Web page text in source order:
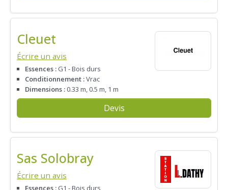
Cleuet
Écrire un avis
Essences : G1 - Bois durs
Conditionnement :Vrac
Dimensions : 0.33 m, 0.5 m, 1 m
Devis
Sas Solobray
Écrire un avis
Essences : G1 - Bois durs